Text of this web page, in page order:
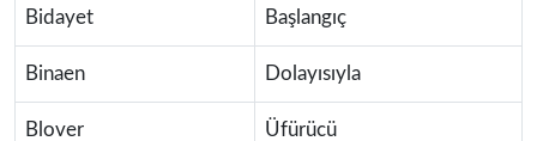
Bidayet Başlangıç
Binaen Dolayısıyla
Blover Üfürücü